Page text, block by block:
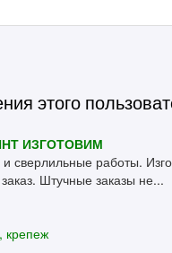
этого
ИЗГОТОВИМ
сверлильные работы.
Штучные заказы не...
крепеж